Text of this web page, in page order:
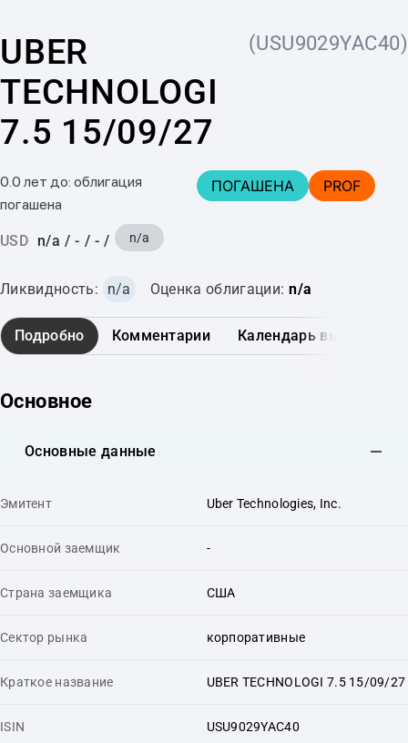
UBER
TECHNOLOGI
7.5 15/09/27
(USU9029YAC40)
0.0 лет до: облигация
погашена
ПОГАШЕНА PROF
USD n/a / - / - / n/a
Ликвидность: n/a Оценка облигации: n/a
Подробно Комментарии Календарь выплат
Основное
Основные данные
Эмитент Uber Technologies, Inc.
Основной заемщик -
Страна заемщика США
Сектор рынка корпоративные
Краткое название UBER TECHNOLOGI 7.5 15/09/27
ISIN USU9029YAC40